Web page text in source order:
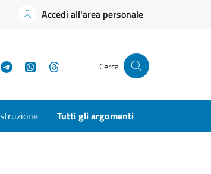
Accedi all'area personale
TelegramWhatsApp Cerca
Tutti gli argomenti